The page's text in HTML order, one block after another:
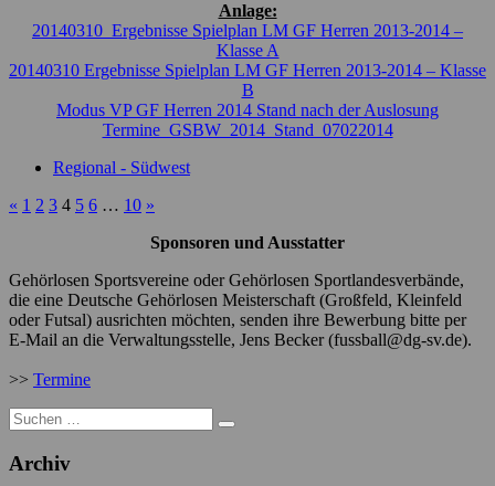
Anlage:
20140310_Ergebnisse Spielplan LM GF Herren 2013-2014 –
Klasse A
20140310 Ergebnisse Spielplan LM GF Herren 2013-2014 – Klasse
B
Modus VP GF Herren 2014 Stand nach der Auslosung
Termine_GSBW_2014_Stand_07022014
Regional - Südwest
« 1 2 3 4 5 6 … 10 »
Sponsoren und Ausstatter
Gehörlosen Sportsvereine oder Gehörlosen Sportlandesverbände,
die eine Deutsche Gehörlosen Meisterschaft (Großfeld, Kleinfeld
oder Futsal) ausrichten möchten, senden ihre Bewerbung bitte per
E-Mail an die Verwaltungsstelle, Jens Becker (fussball@dg-sv.de).
>> Termine
Suche
nach:
Archiv